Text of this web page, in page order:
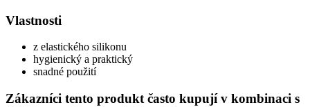
Vlastnosti
z elastického silikonu
hygienický a praktický
snadné použití
Zákazníci tento produkt často kupují v kombinaci s